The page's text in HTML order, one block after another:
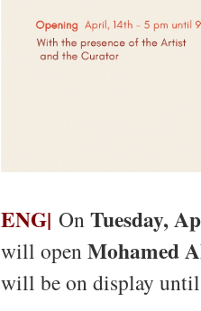
ENG| OnTuesday,
will openMohamed
will be on display